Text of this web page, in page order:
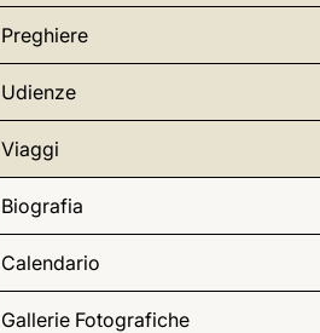
Preghiere
Udienze
Viaggi
Biografia
Calendario
Gallerie Fotografiche